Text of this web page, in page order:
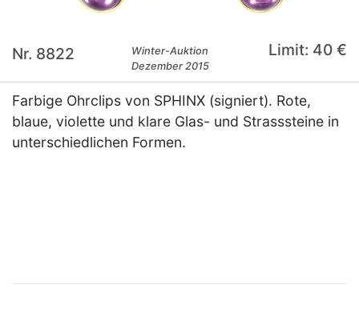
Nr. 8822
Winter-Auktion
Dezember 2015
Limit: 40 €
Farbige Ohrclips von SPHINX (signiert). Rote,
blaue, violette und klare Glas- und Strasssteine in
unterschiedlichen Formen.